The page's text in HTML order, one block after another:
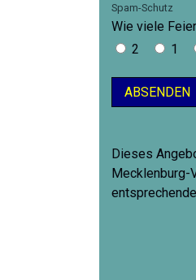
Spam-Schutz
Wie viele
2
1
Dieses
Mecklenburg-